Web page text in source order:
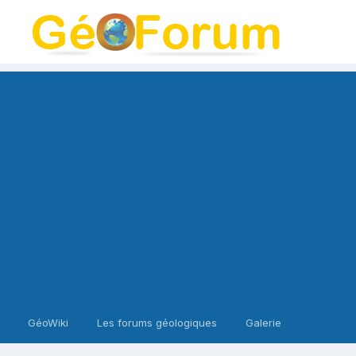
GéoWiki Les forums géologiques Galerie